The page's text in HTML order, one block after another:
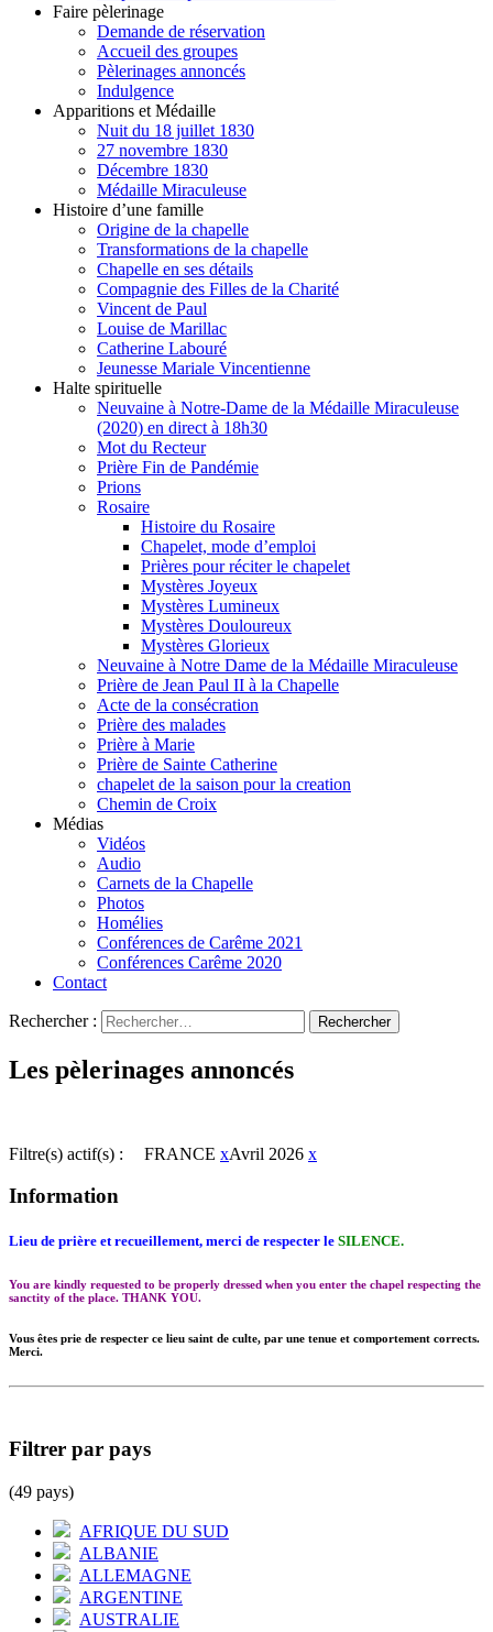
Faire pèlerinage
Demande de réservation
Accueil des groupes
Pèlerinages annoncés
Indulgence
Apparitions et Médaille
Nuit du 18 juillet 1830
27 novembre 1830
Décembre 1830
Médaille Miraculeuse
Histoire d’une famille
Origine de la chapelle
Transformations de la chapelle
Chapelle en ses détails
Compagnie des Filles de la Charité
Vincent de Paul
Louise de Marillac
Catherine Labouré
Jeunesse Mariale Vincentienne
Halte spirituelle
Neuvaine à Notre-Dame de la Médaille Miraculeuse
(2020) en direct à 18h30
Mot du Recteur
Prière Fin de Pandémie
Prions
Rosaire
Histoire du Rosaire
Chapelet, mode d’emploi
Prières pour réciter le chapelet
Mystères Joyeux
Mystères Lumineux
Mystères Douloureux
Mystères Glorieux
Neuvaine à Notre Dame de la Médaille Miraculeuse
Prière de Jean Paul II à la Chapelle
Acte de la consécration
Prière des malades
Prière à Marie
Prière de Sainte Catherine
chapelet de la saison pour la creation
Chemin de Croix
Médias
Vidéos
Audio
Carnets de la Chapelle
Photos
Homélies
Conférences de Carême 2021
Conférences Carême 2020
Contact
Rechercher :
Les pèlerinages annoncés
Filtre(s) actif(s) : FRANCE xAvril 2026 x
Information
Lieu de prière et recueillement, merci de respecter le SILENCE.
You are kindly requested to be properly dressed when you enter the chapel respecting the
sanctity of the place. THANK YOU.
Vous êtes prie de respecter ce lieu saint de culte, par une tenue et comportement corrects.
Merci.
Filtrer par pays
(49 pays)
AFRIQUE DU SUD
ALBANIE
ALLEMAGNE
ARGENTINE
AUSTRALIE